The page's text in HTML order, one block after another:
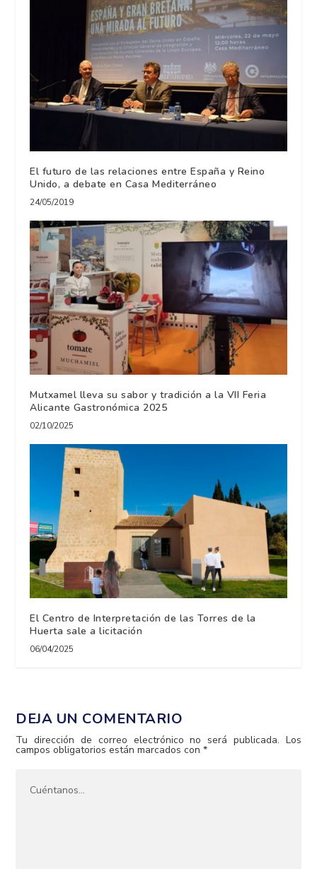
El futuro de las relaciones entre España y Reino
Unido, a debate en Casa Mediterráneo
24/05/2019
Mutxamel lleva su sabor y tradición a la VII Feria
Alicante Gastronómica 2025
02/10/2025
El Centro de Interpretación de las Torres de la
Huerta sale a licitación
06/04/2025
DEJA UN COMENTARIO
Tu dirección de correo electrónico no será publicada. Los
campos obligatorios están marcados con*